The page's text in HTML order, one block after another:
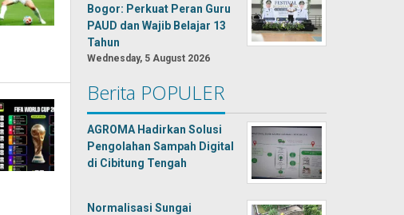
Bogor: Perkuat Peran Guru
PAUD dan Wajib Belajar 13
Tahun
Wednesday, 5 August 2026
Berita POPULER
AGROMA Hadirkan Solusi
Pengolahan Sampah Digital
di Cibitung Tengah
Normalisasi Sungai